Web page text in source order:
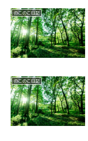
のこのこ日記
のこのこ日記